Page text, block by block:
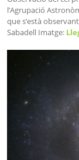
l’Agrupació
que s’està
Sabadell Imatge: